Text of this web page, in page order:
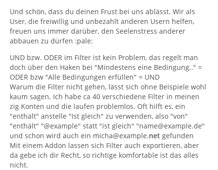
Und schön, dass du deinen Frust bei uns ablässt. Wir als
User, die freiwillig und unbezahlt anderen Usern helfen,
freuen uns immer darüber, den Seelenstress anderer
abbauen zu dürfen :pale:
UND bzw. ODER im Filter ist kein Problem, das regelt man
doch über den Haken bei "Mindestens eine Bedingung.." =
ODER bzw "Alle Bedingungen erfüllen" = UND
Warum die Filter nicht gehen, lässt sich ohne Beispiele wohl
kaum sagen. Ich habe ca 40 verschiedene Filter in meinen
zig Konten und die laufen problemlos. Oft hilft es, ein
"enthält" anstelle "Ist gleich" zu verwenden, also "von"
"enthält" "@example" statt "ist gleich" "name@example.de"
und schon wird auch ein micha@example.net gefunden
Mit einem Addon lassen sich Filter auch exportieren, aber
da gebe ich dir Recht, so richtige komfortable ist das alles
nicht.